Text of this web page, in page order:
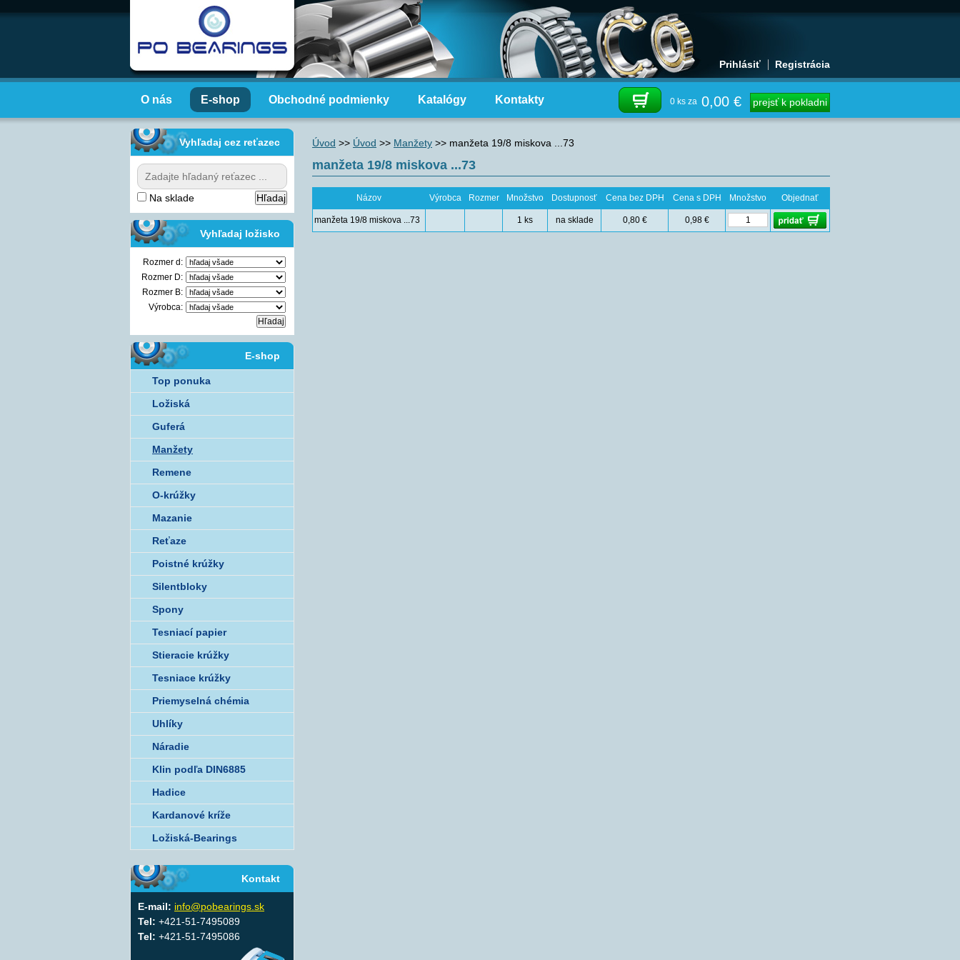
O nás E-shop Obchodné podmienky Katalógy Kontakty 0 ks za 0,00 € prejsť k pokladni
Prihlásiť Registrácia
Úvod >> Úvod >> Manžety >> manžeta 19/8 miskova ...73
manžeta 19/8 miskova ...73
Názov Výrobca Rozmer Množstvo Dostupnosť Cena bez DPH Cena s DPH Množstvo Objednať
manžeta 19/8 miskova ...73 1 ks na sklade 0,80 € 0,98 €
Vyhľadaj cez reťazec
Na sklade
Vyhľadaj ložisko
Rozmer d:
Rozmer D:
Rozmer B:
Výrobca:
E-shop
Top ponuka
Ložiská
Guferá
Manžety
Remene
O-krúžky
Mazanie
Reťaze
Poistné krúžky
Silentbloky
Spony
Tesniací papier
Stieracie krúžky
Tesniace krúžky
Priemyselná chémia
Uhlíky
Náradie
Klin podľa DIN6885
Hadice
Kardanové kríže
Ložiská-Bearings
Kontakt
E-mail: info@pobearings.sk
Tel: +421-51-7495089
Tel: +421-51-7495086